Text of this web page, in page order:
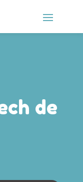
de